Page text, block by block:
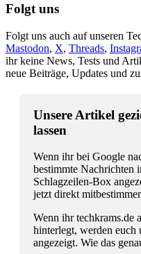
Folgt uns
Folgt uns auch auf unseren
Mastodon, X, Threads,
ihr keine News, Tests und
neue Beiträge, Updates und
Unsere Artikel
lassen
Wenn ihr bei Google
bestimmte Nachrichten
Schlagzeilen-Box
jetzt direkt
Wenn ihr techkrams.de
hinterlegt, werden euch
angezeigt. Wie das